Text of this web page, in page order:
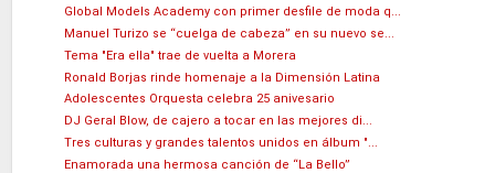
Global Models Academy con primer desfile de moda q...
Manuel Turizo se “cuelga de cabeza” en su nuevo se...
Tema "Era ella" trae de vuelta a Morera
Ronald Borjas rinde homenaje a la Dimensión Latina
Adolescentes Orquesta celebra 25 anivesario
DJ Geral Blow, de cajero a tocar en las mejores di...
Tres culturas y grandes talentos unidos en álbum "...
Enamorada una hermosa canción de “La Bello”